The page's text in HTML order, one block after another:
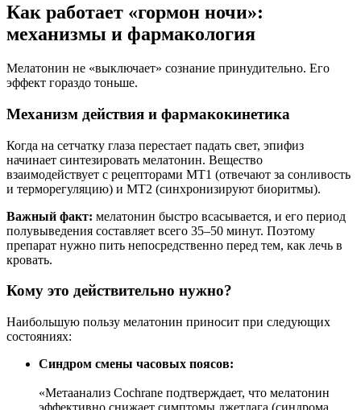
Как работает «гормон ночи»:
механизмы и фармакология
Мелатонин не «выключает» сознание принудительно. Его
эффект гораздо тоньше.
Механизм действия и фармакокинетика
Когда на сетчатку глаза перестает падать свет, эпифиз
начинает синтезировать мелатонин. Вещество
взаимодействует с рецепторами MT1 (отвечают за сонливость
и терморегуляцию) и MT2 (синхронизируют биоритмы).
Важный факт: мелатонин быстро всасывается, и его период
полувыведения составляет всего 35–50 минут. Поэтому
препарат нужно пить непосредственно перед тем, как лечь в
кровать.
Кому это действительно нужно?
Наибольшую пользу мелатонин приносит при следующих
состояниях:
Синдром смены часовых поясов:
«Метаанализ Cochrane подтверждает, что мелатонин
эффективно снижает симптомы джетлага (синдрома